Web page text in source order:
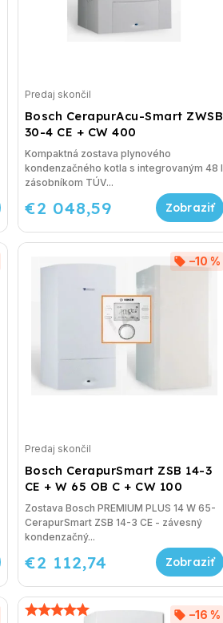
Bosch CerapurAcu-Smart ZWSB
30-4 CE + CW 400
Predaj skončil
€2 048,59
Kompaktná zostava plynového
kondenzačného kotla s integrovaným 48 l
zásobníkom TÚV...
Bosch CerapurSmart ZSB 14-3
CE + W 65 OB C + CW 100
–10 %
Predaj skončil
€2 112,74
Zostava Bosch PREMIUM PLUS 14 W 65-
CerapurSmart ZSB 14-3 CE - závesný
kondenzačný...
–16 %